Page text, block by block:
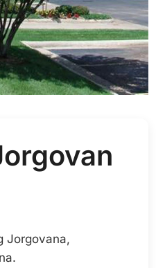
Jorgovana,